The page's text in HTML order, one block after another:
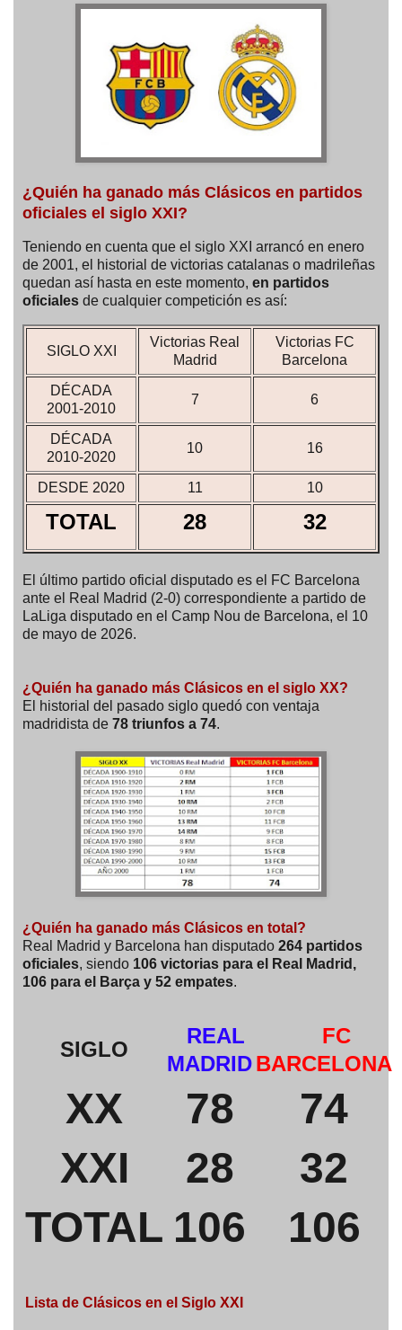
¿Quién ha ganado más Clásicos en partidos
oficiales el siglo XXI?
Teniendo en cuenta que el siglo XXI arrancó en enero
de 2001, el historial de victorias catalanas o madrileñas
quedan así hasta en este momento, en partidos
oficiales de cualquier competición es así:
SIGLO XXI
Victorias Real
Madrid
Victorias FC
Barcelona
DÉCADA
2001-2010
7 6
DÉCADA
2010-2020
10 16
DESDE 2020 11 10
TOTAL 28 32
El último partido oficial disputado es el FC Barcelona
ante el Real Madrid (2-0) correspondiente a partido de
LaLiga disputado en el Camp Nou de Barcelona, el 10
de mayo de 2026.
¿Quién ha ganado más Clásicos en el siglo XX?
El historial del pasado siglo quedó con ventaja
madridista de 78 triunfos a 74.
¿Quién ha ganado más Clásicos en total?
Real Madrid y Barcelona han disputado 264 partidos
oficiales, siendo 106 victorias para el Real Madrid,
106 para el Barça y 52 empates.
SIGLO
REAL
MADRID
FC
BARCELONA
XX 78
74
XXI
28
32
TOTAL 106 106
Lista de Clásicos en el Siglo XXI